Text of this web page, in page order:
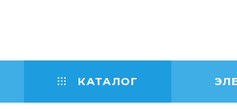
КАТАЛОГ